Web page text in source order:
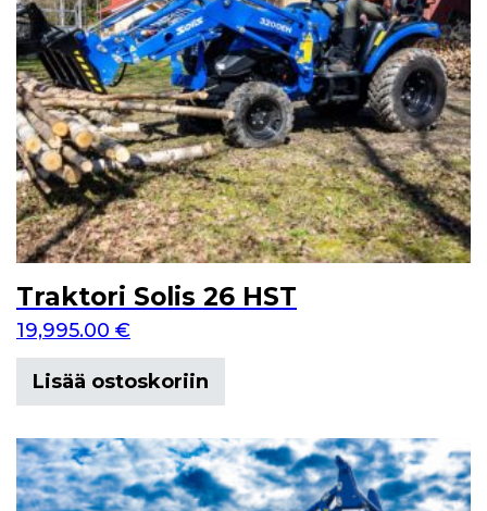
Traktori Solis 26 HST
19,995.00 €
Lisää ostoskoriin